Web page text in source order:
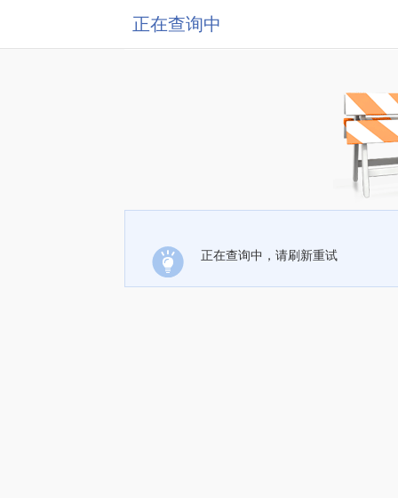
正在查询中
正在查询中，请刷新重试